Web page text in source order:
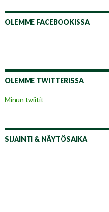
OLEMME FACEBOOKISSA
OLEMME TWITTERISSÄ
Minun twiitit
SIJAINTI & NÄYTÖSAIKA